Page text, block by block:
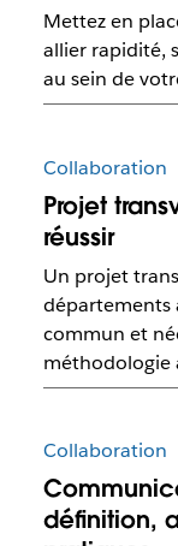
Mettez en
allier rapidité,
au sein de
Collaboration
Projet
réussir
Un projet
commun et
méthodologie
Collaboration
définition,